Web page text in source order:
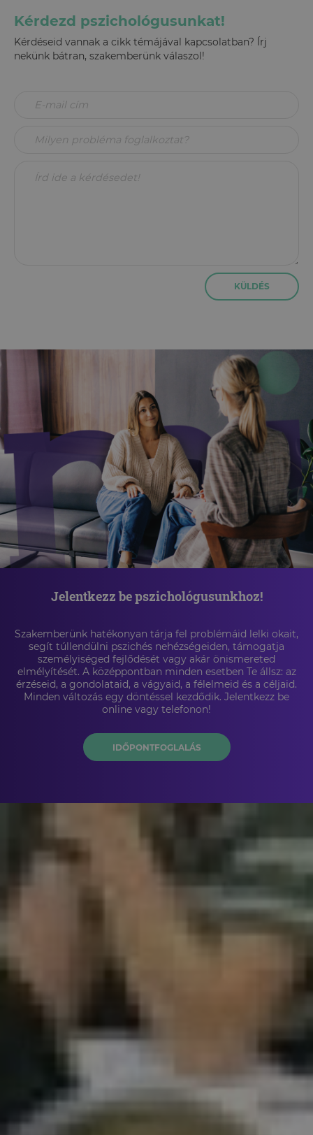
Kérdezd pszichológusunkat!
Kérdéseid vannak a cikk témájával kapcsolatban? Írj
nekünk bátran, szakemberünk válaszol!
KÜLDÉS
Jelentkezz be pszichológusunkhoz!
Szakemberünk hatékonyan tárja fel problémáid lelki okait,
segít túllendülni pszichés nehézségeiden, támogatja
személyiséged fejlődését vagy akár önismereted
elmélyítését. A középpontban minden esetben Te állsz: az
érzéseid, a gondolataid, a vágyaid, a félelmeid és a céljaid.
Minden változás egy döntéssel kezdődik. Jelentkezz be
online vagy telefonon!
IDŐPONTFOGLALÁS